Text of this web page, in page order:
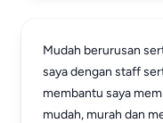
Mudah berurusan
saya dengan staff
membantu saya
mudah, murah dan